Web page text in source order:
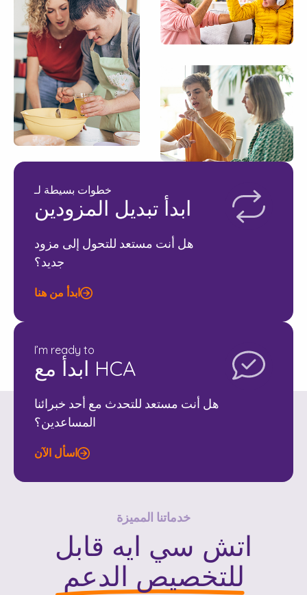
خطوات بسيطة لـ
ابدأ تبديل المزودين
هل أنت مستعد للتحول إلى مزود
جديد؟
ابدأ من هنا
I’m ready to
ابدأ مع HCA
هل أنت مستعد للتحدث مع أحد خبرائنا
المساعدين؟
اسأل الآن
خدماتنا المميزة
اتش سي ايه قابل
للتخصيص الدعم